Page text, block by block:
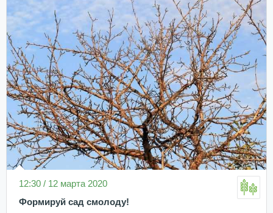
12:30 / 12 марта 2020
Формируй сад смолоду!